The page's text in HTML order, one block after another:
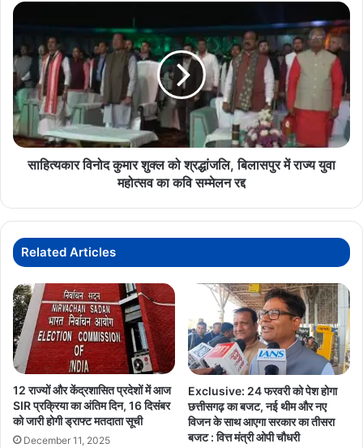
से
का,
हमारे
नेता
हुए
शहीद
साहित्यकार
कुमार
शुक्ल
को
श्रद्धांजलि,
बिलासपुर
में
राज्य
रद्द
साहित्यकार विनोद कुमार शुक्ल को श्रद्धांजलि, बिलासपुर में राज्य युवा
महोत्सव का कवि सम्मेलन रद्द
Related Articles
12 राज्यों और केंद्रशासित प्रदेशों में आज
SIR प्रक्रिया का अंतिम दिन, 16 दिसंबर
को जारी होगी ड्राफ्ट मतदाता सूची
December 11, 2025
Exclusive: 24 फरवरी को पेश होगा
छत्तीसगढ़ का बजट, नई थीम और नए
विजन के साथ आएगा सरकार का तीसरा
बजट : वित्त मंत्री ओपी चौधरी